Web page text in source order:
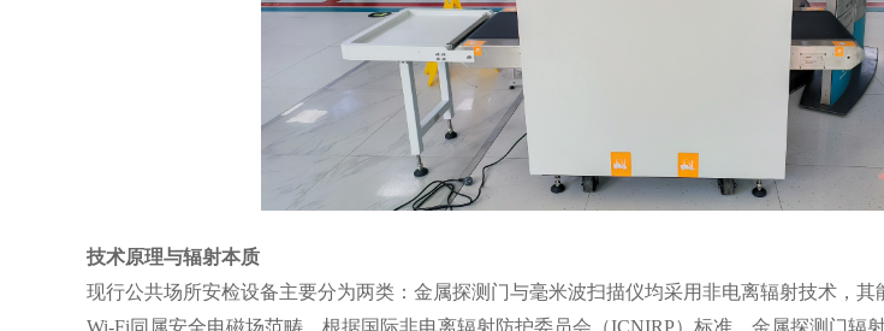
技术原理与辐射本质
现行公共场所安检设备主要分为两类：金属探测门与毫米波扫描仪均采用非电离辐射技术，其
Wi-Fi同属安全电磁场范畴。根据国际非电离辐射防护委员会（ICNIRP）标准，金属探测门辐